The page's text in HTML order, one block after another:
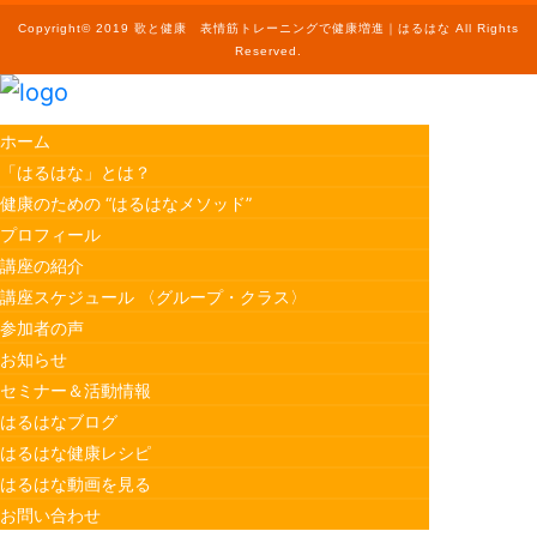
Copyright© 2019 歌と健康 表情筋トレーニングで健康増進｜はるはな All Rights
Reserved.
ホーム
「はるはな」とは？
健康のための “はるはなメソッド”
プロフィール
講座の紹介
講座スケジュール 〈グループ・クラス〉
参加者の声
お知らせ
セミナー＆活動情報
はるはなブログ
はるはな健康レシピ
はるはな動画を見る
お問い合わせ